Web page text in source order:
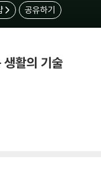
공유하기
활의 기술